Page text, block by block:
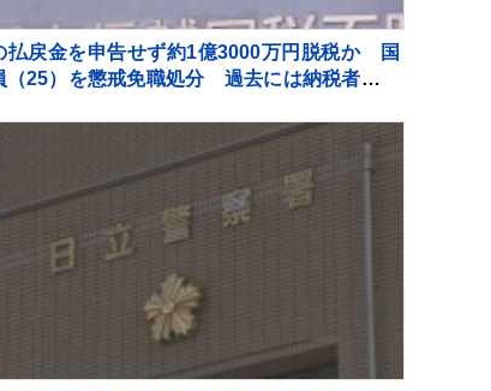
払戻金を申告せず約1億3000万円脱税か 国
（25）を懲戒免職処分 過去には納税者から